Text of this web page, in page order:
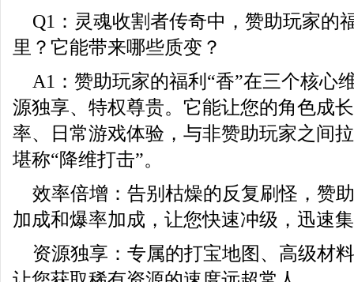
Q1：灵魂收割者传奇中，赞助玩家的
里？它能带来哪些质变？
A1：赞助玩家的福利“香”在三个核心
源独享、特权尊贵。它能让您的角色成
率、日常游戏体验，与非赞助玩家之间
堪称“降维打击”。
效率倍增：告别枯燥的反复刷怪，赞
加成和爆率加成，让您快速冲级，迅速
资源独享：专属的打宝地图、高级材